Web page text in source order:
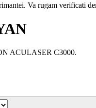
Va rugam verificati
ACULASER C3000.